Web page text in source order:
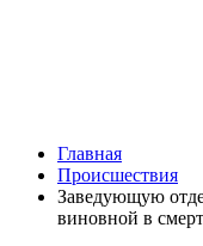
Главная
Происшествия
Заведующую
виновной в